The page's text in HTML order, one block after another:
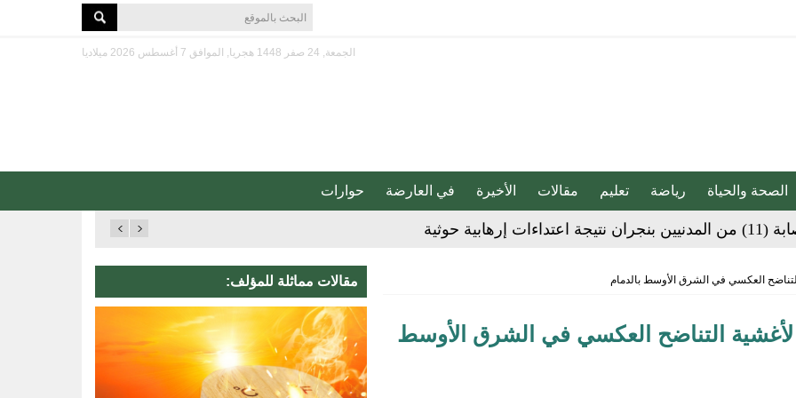
الجمعة, 24 صفر 1448 هجريا, الموافق 7 أغسطس 2026 ميلاديا
الصحة والحياة رياضة تعليم مقالات الأخيرة في العارضة حوارات
حوثية
ليست من التابعين
العكسي في الشرق الأوسط بالدمام
لأغشية التناضح العكسي في الشرق الأوسط
مقالات مماثلة للمؤلف: